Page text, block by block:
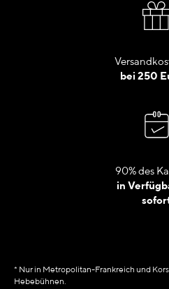
bei 250
90% des
in
* Nur in Metropolitan-Frankreich und
Hebebühnen.